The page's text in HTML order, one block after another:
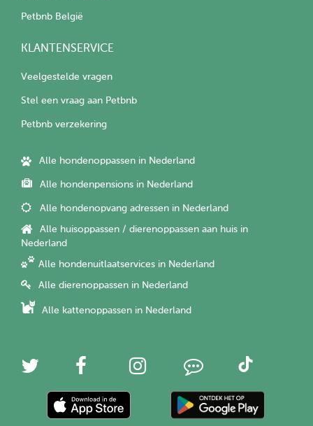
Petbnb België
KLANTENSERVICE
Veelgestelde vragen
Stel een vraag aan Petbnb
Petbnb verzekering
Alle hondenoppassen in Nederland
Alle hondenpensions in Nederland
Alle hondenopvang adressen in Nederland
Alle huisoppassen / dierenoppassen aan huis in
Nederland
Alle hondenuitlaatservices in Nederland
Alle dierenoppassen in Nederland
Alle kattenoppassen in Nederland